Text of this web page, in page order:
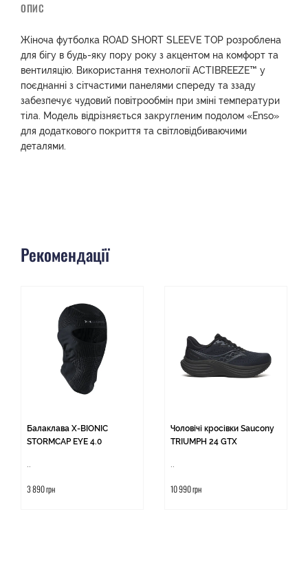
ОПИС
Жіноча футболка ROAD SHORT SLEEVE TOP розроблена
для бігу в будь-яку пору року з акцентом на комфорт та
вентиляцію. Використання технології ACTIBREEZE™ у
поєднанні з сітчастими панелями спереду та ззаду
забезпечує чудовий повітрообмін при зміні температури
тіла. Модель відрізняється закругленим подолом «Enso»
для додаткового покриття та світловідбиваючими
деталями.
Рекомендації
Балаклава X-BIONIC
STORMCAP EYE 4.0
3 890 грн
Чоловічі кросівки Saucony
TRIUMPH 24 GTX
10 990 грн